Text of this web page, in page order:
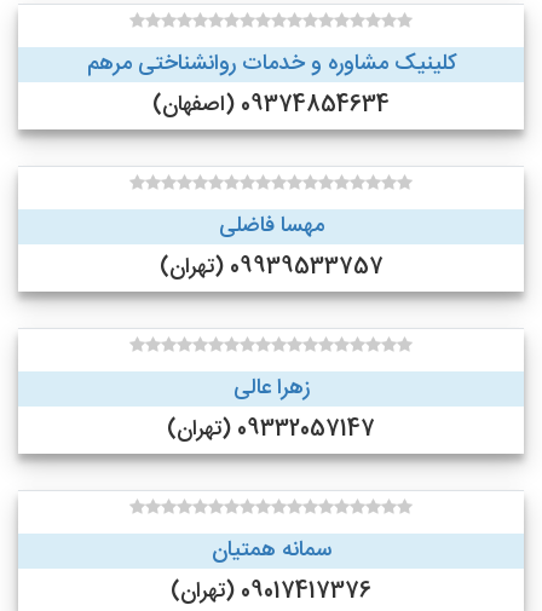
کلینیک مشاوره و خدمات روانشناختی مرهم
09374854634 (اصفهان)
مهسا فاضلی
09939533757 (تهران)
زهرا عالی
09332057147 (تهران)
سمانه همتیان
09017417376 (تهران)